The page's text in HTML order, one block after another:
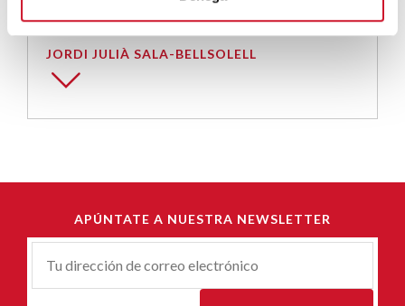
JORDI JULIÀ SALA-BELLSOLELL
APÚNTATE A NUESTRA NEWSLETTER
Correu-